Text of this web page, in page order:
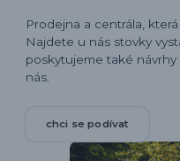
Prodejna a centrála,
Najdete u nás stovky
poskytujeme také
nás.
chci se podívat